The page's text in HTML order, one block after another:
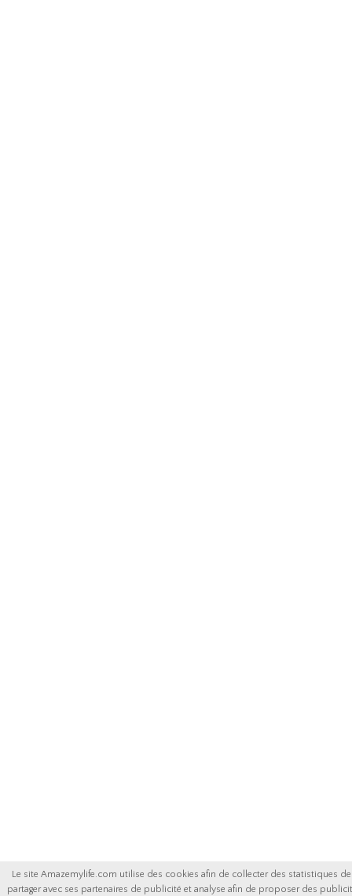
Le site Amazemylife.com utilise des cookies afin de collecter des statistiques
partager avec ses partenaires de publicité et analyse afin de proposer des